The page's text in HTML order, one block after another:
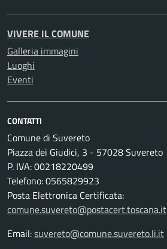
VIVERE IL COMUNE
Galleria immagini
Luoghi
Eventi
CONTATTI
Comune di Suvereto
Piazza dei Giudici, 3 - 57028 Suvereto
P. IVA: 00218220499
Telefono: 0565829923
Posta Elettronica Certificata:
comune.suvereto@postacert.toscana.it
Email:suvereto@comune.suvereto.li.it